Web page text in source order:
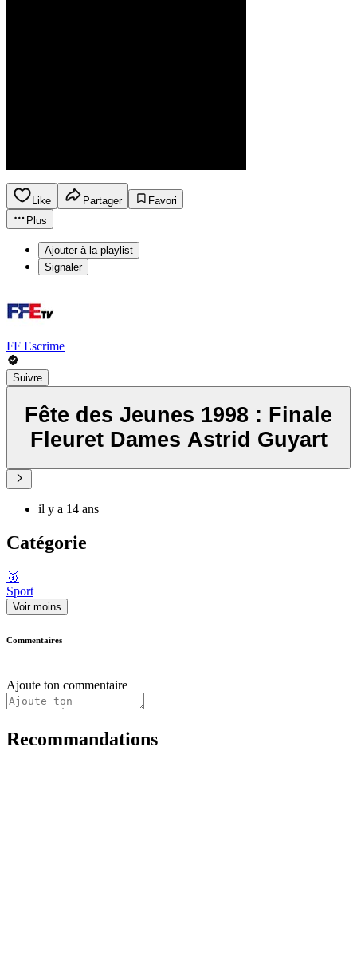
Like Partager
Favori
Plus
Ajouter à la playlist
Signaler
FF Escrime
Suivre
Fête des Jeunes 1998 : Finale
Fleuret Dames Astrid Guyart
il y a 14 ans
Catégorie
🥇
Sport
Voir moins
Commentaires
Ajoute ton commentaire
Recommandations